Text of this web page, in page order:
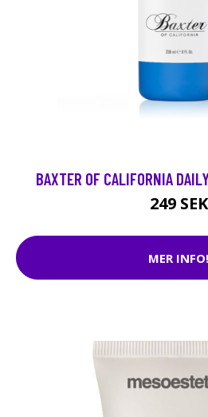
BAXTER OF CALIFORNIA
249 SEK
MER INFO!